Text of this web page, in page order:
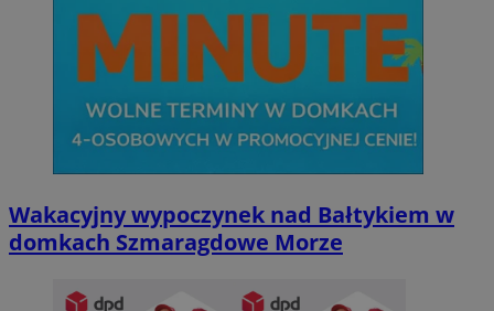
Wakacyjny wypoczynek nad Bałtykiem w
domkach Szmaragdowe Morze